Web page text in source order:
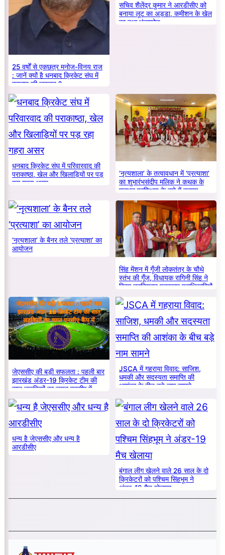
25 वर्षों से एकछत्र मनोज-विनय राज
: जानें क्यों है धनबाद क्रिकेट संघ में
बदलाव की जरूरत ?
सचिव शैलेंद्र कुमार ने आरडीसीए को
बनाया लूट का अड्डा, कमीशन के खेल
का हुआ भंडाफोड़
धनबाद क्रिकेट संघ में परिवारवाद की
पराकाष्ठा, खेल और खिलाड़ियों पर पड़
रहा गहरा असर
‘नृत्यशाला’ के तत्वावधान में ‘प्रत्याशा’
का शुभारंभसंदीप मलिक ने कथक के
मूलभूत प्रशिक्षण के बारे में बताया
‘नृत्यशाला’ के बैनर तले ‘प्रत्याशा’ का
आयोजन
सिंह मेंशन में गूँजी लोकतंत्र के चौथे
स्तंभ की गूँज, विधायक रागिनी सिंह ने
किया नवनियुक्त पत्रकार पदाधिकारियों
का सम्मान
जेएससीए की बड़ी सफलता : पहली बार
झारखंड अंडर-19 क्रिकेट टीम की
सात लड़कियों का चयन एनसीए में
JSCA में गहराया विवाद: साजिश,
धमकी और सदस्यता समाप्ति की
आशंका के बीच बड़े नाम सामने
धन्य है जेएससीए और धन्य है
आरडीसीए
बंगाल लीग खेलने वाले 26 साल के दो
क्रिकेटरों को पश्चिम सिंहभूम ने
अंडर-19 मैच खेलाया